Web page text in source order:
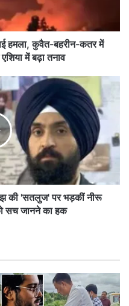
हमला, कुवैत-बहरीन-कतर में
में बढ़ा तनाव
की 'सतलुज' पर भड़कीं नीरू
सच जानने का हक